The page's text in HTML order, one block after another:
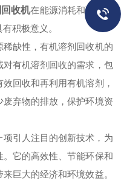
收机在能源消耗和环境排
积极意义。
缺性，有机溶剂回收机的
有机溶剂回收的需求，包
回收和再利用有机溶剂，
弃物的排放，保护环境资
引人注目的创新技术，为
它的高效性、节能环保和
巨大的经济和环境效益。